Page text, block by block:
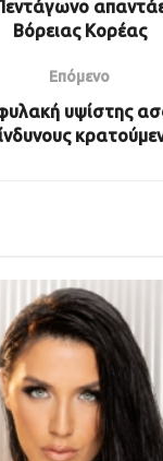
Βόρειας Κορέας
Επόμενο
υψίστης